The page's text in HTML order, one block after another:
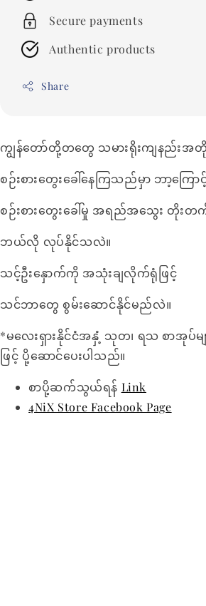
Secure payments
Authentic products
Share
ကျွန်တော်တို့တတွေ သမားရိုးကျနည်းအတို
စဉ်းစားတွေးခေါ်နေကြသည်မှာ ဘာ့ကြော
စဉ်းစားတွေးခေါ်မှု အရည်အသွေး တိုးတ
ဘယ်လို လုပ်နိုင်သလဲ။
သင့်ဦးနှောက်ကို အသုံးချလိုက်ရုံဖြင့်
သင်ဘာတွေ စွမ်းဆောင်နိုင်မည်လဲ။
*မလေးရှားနိုင်ငံအနှံ့ သုတ၊ ရသ စာအုပ်မျ
ဖြင့် ပို့ဆောင်ပေးပါသည်။
စာပို့ဆက်သွယ်ရန် Link
4NiX Store Facebook Page